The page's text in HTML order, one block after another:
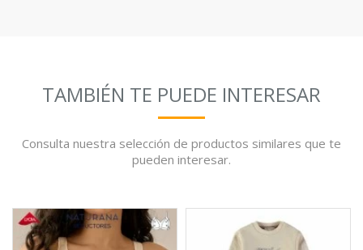
TAMBIÉN TE PUEDE INTERESAR
Consulta nuestra selección de productos similares que te
pueden interesar.